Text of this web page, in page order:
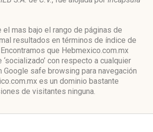
mas bajo el rango de páginas de
resultados en términos de índice de
que Hebmexico.com.mx
con respecto a cualquier
Google safe browsing para navegación
es un dominio bastante
de visitantes ninguna.